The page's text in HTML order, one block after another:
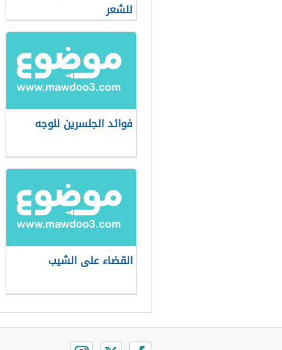
للشعر
فوائد الجلسرين للوجه
القضاء على الشيب